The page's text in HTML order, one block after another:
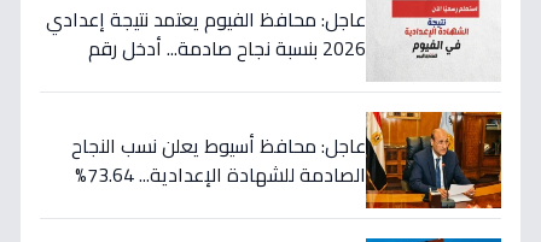
عاجل: محافظ الفيوم يعتمد نتيجة إعدادي
2026 بنسبة نجاح صادمة... أدخل رقم
عاجل: محافظ أسيوط يعلن نسب النجاح
الصادمة للشهادة الإعدادية... 73.64%